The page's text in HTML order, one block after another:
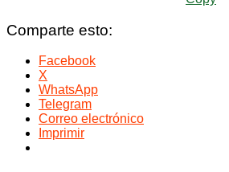
Comparte esto:
Facebook
X
WhatsApp
Telegram
Correo electrónico
Imprimir